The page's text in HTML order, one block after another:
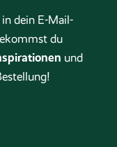
dein E-Mail-
du
und